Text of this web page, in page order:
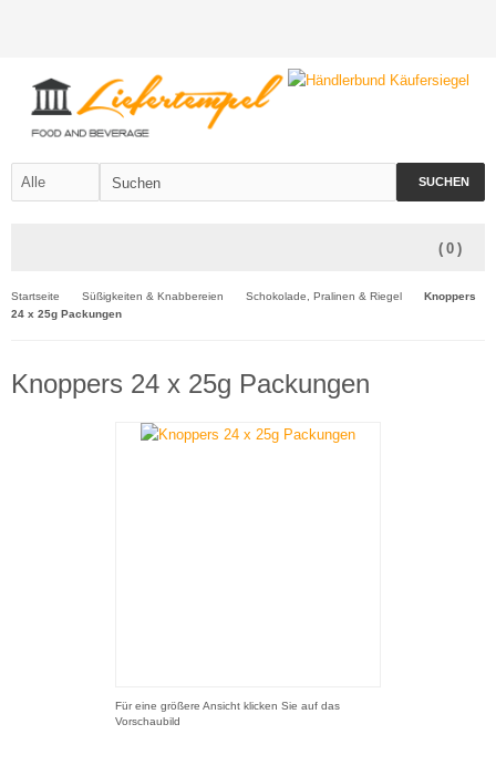
SUCHEN
( 0 )
Startseite Süßigkeiten & Knabbereien Schokolade, Pralinen & Riegel
Knoppers
24 x 25g Packungen
Knoppers 24 x 25g Packungen
Für eine größere Ansicht klicken Sie auf das
Vorschaubild